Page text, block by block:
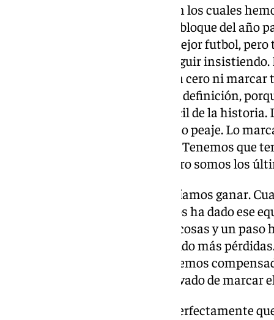
Áreas. “Ha habido momentos en los cuales
últimos en llegar y tenemos un bloque del año
tres partidos hemos hecho el mejor futbol,
como seña de identidad para seguir
No era lógico las seis porterías a cero ni
la toma de decisión y el tema de definición,
contra. Es la categoría más difícil de la
y tenemos que pagar un pequeño peaje. Lo
hemos sido peores en las áreas. Tenemos que
que el Málaga es muy grande pero somos los
. “Los dos queríamos ganar.
para tener el control. Ramón nos ha dado ese
cambios también les han dado cosas y un
profundidad porque hemos tenido más
partido, con esos cambios. Lo hemos
toma de decisión que nos ha llevado de marcar
Potencial ofensivo. “Sabemos perfectamente